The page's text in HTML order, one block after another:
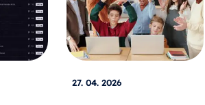
27. 04. 2026